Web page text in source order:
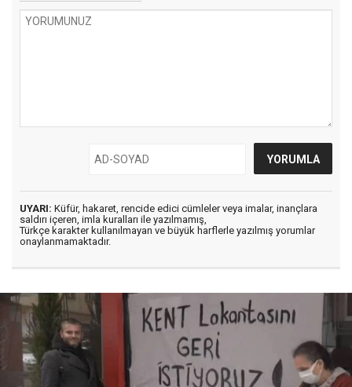
UYARI: Küfür, hakaret, rencide edici cümleler veya imalar, inançlara
saldırı içeren, imla kuralları ile yazılmamış,
Türkçe karakter kullanılmayan ve büyük harflerle yazılmış yorumlar
onaylanmamaktadır.